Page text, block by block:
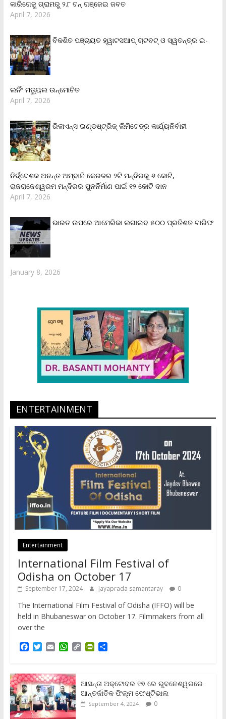
କାରିଗେଜୁ ଗ୍ରାମରୁ ୨.୮ ଟନ୍ ଗଞ୍ଜେଇ ଜବତ
April 7, 2026
ବିକଶିତ ପଞ୍ଚାୟତ ହ୍ୱାଟସଆପ୍ ଚାଟବଟ୍ ଓ ସ୍ୱତନ୍ତ୍ର ଇ-
ଲର୍ନିଂ ମଡ୍ୟୁଲ ଉନ୍ମୋଚିତ
April 7, 2026
ରିଲାଏନ୍‌ସ ଇଣ୍ଡଷ୍ଟ୍ରିଜ୍ ଲିମିଟେଡ୍‌ର କାର୍ଯ୍ୟନିର୍ବାହୀ
ନିର୍ଦ୍ଦେଶକ ଅନନ୍ତ ଅମ୍ବାନି କେରଳର ୨ଟି ମନ୍ଦିରକୁ ୬ କୋଟି,
ରାଜରାଜେଶ୍ୱରମ ମନ୍ଦିରର ପୁନର୍ନିର୍ମାଣ ପାଇଁ ୧୨ କୋଟି ଦାନ
April 7, 2026
ଭାରତ ଉପରେ ଆମେରିକା ଲଗାଇବ ୫୦୦ ପ୍ରତିଶତ ଟାରିଫ
January 8, 2026
ENTERTAINMENT
Entertainment
International Film Festival of
Odisha on October 17
September 17, 2024 Jayaprada samantaray 0
The International Film Festival of Odisha (IFFO) will be
held in Bhubaneswar on October 17. Filmmakers from all
over the
F
e
b
o
o
k
T
t
t
e
r
E
i
l
W
t
s
A
p
p
C
L
i
n
k
P
t
F
r
i
S
e
ଆସନ୍ତା ଅକ୍ଟୋବର ୧୭ ରେ ଭୁବନେଶ୍ୱରରେ
ଆନ୍ତର୍ଜାତିକ ଫିଲ୍ମ ଫେଷ୍ଟିଭାଲ
September 4, 2024 0